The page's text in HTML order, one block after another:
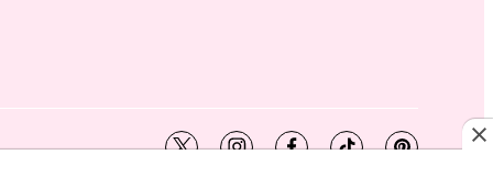
twitterinstagramfacebook
tiktokpinterest